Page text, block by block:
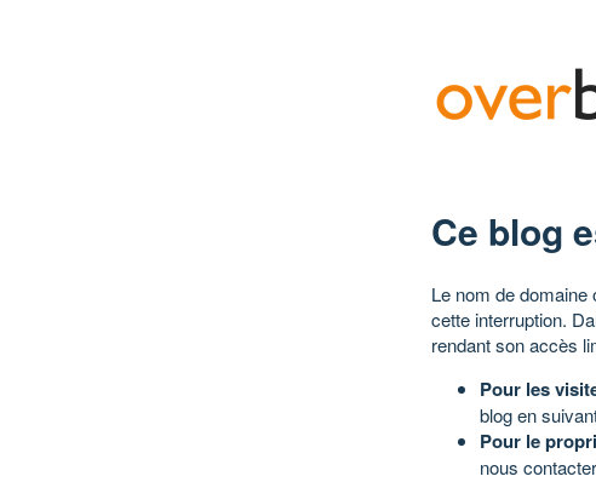
Ce blog
Le nom de domaine
cette interruption.
rendant son accès
Pour les
blog en
Pour le
nous